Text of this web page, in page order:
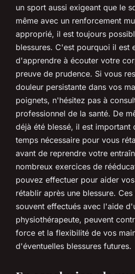
un sport aussi exigeant que le
même avec un renforcement
approprié, il est toujours
blessures. C'est pourquoi il est
d'apprendre à écouter votre
preuve de prudence. Si vous
douleur persistante dans vos
poignets, n'hésitez pas à
professionnel de la santé. De
déjà été blessé, il est important
temps nécessaire pour vous
avant de reprendre votre
nombreux exercices de
pouvez effectuer pour aider
rétablir après une blessure.
souvent effectués avec l'aide
physiothérapeute, peuvent
force et la flexibilité de vos
d'éventuelles blessures futures.